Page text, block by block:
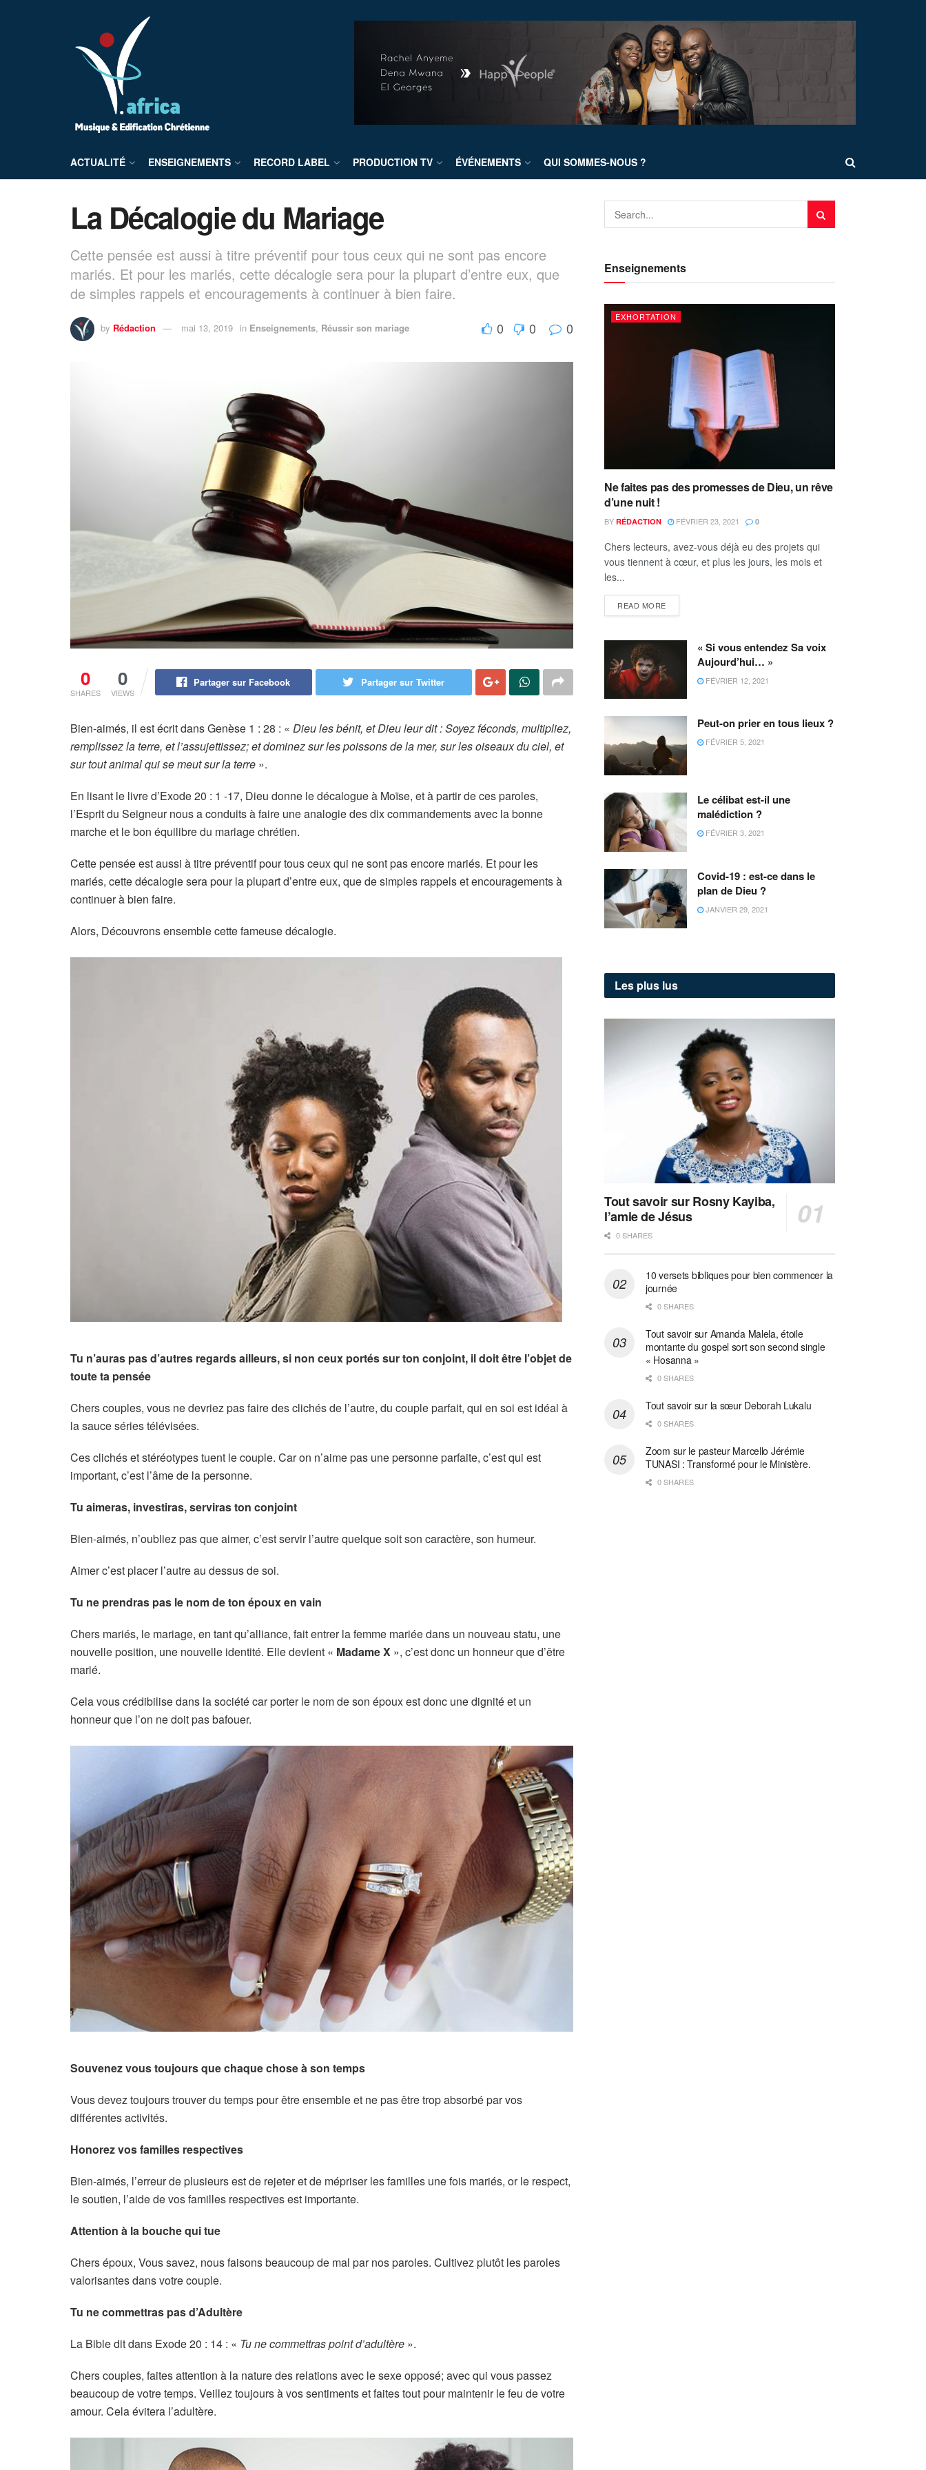
ACTUALITÉ ENSEIGNEMENTS RECORD LABEL PRODUCTION TV ÉVÉNEMENTS QUI SOMMES-NOUS ?
La Décalogie du Mariage
Cette pensée est aussi à titre préventif pour tous ceux qui ne sont pas encore
mariés. Et pour les mariés, cette décalogie sera pour la plupart d’entre eux, que
de simples rappels et encouragements à continuer à bien faire.
by Rédaction mai 13, 2019 in Enseignements, Réussir son mariage 0 0 0
0
SHARES
0
VIEWS
Partager sur Facebook Partager sur Twitter
Bien-aimés, il est écrit dans Genèse 1 : 28 : « Dieu les bénit, et Dieu leur dit : Soyez féconds, multipliez,
remplissez la terre, et l’assujettissez; et dominez sur les poissons de la mer, sur les oiseaux du ciel, et
sur tout animal qui se meut sur la terre ».
En lisant le livre d’Exode 20 : 1 -17, Dieu donne le décalogue à Moïse, et à partir de ces paroles,
l’Esprit du Seigneur nous a conduits à faire une analogie des dix commandements avec la bonne
marche et le bon équilibre du mariage chrétien.
Cette pensée est aussi à titre préventif pour tous ceux qui ne sont pas encore mariés. Et pour les
mariés, cette décalogie sera pour la plupart d’entre eux, que de simples rappels et encouragements à
continuer à bien faire.
Alors, Découvrons ensemble cette fameuse décalogie.
Tu n’auras pas d’autres regards ailleurs, si non ceux portés sur ton conjoint, il doit être l’objet de
toute ta pensée
Chers couples, vous ne devriez pas faire des clichés de l’autre, du couple parfait, qui en soi est idéal à
la sauce séries télévisées.
Ces clichés et stéréotypes tuent le couple. Car on n’aime pas une personne parfaite, c’est qui est
important, c’est l’âme de la personne.
Tu aimeras, investiras, serviras ton conjoint
Bien-aimés, n’oubliez pas que aimer, c’est servir l’autre quelque soit son caractère, son humeur.
Aimer c’est placer l’autre au dessus de soi.
Tu ne prendras pas le nom de ton époux en vain
Chers mariés, le mariage, en tant qu’alliance, fait entrer la femme mariée dans un nouveau statu, une
nouvelle position, une nouvelle identité. Elle devient « Madame X », c’est donc un honneur que d’être
marié.
Cela vous crédibilise dans la société car porter le nom de son époux est donc une dignité et un
honneur que l’on ne doit pas bafouer.
Souvenez vous toujours que chaque chose à son temps
Vous devez toujours trouver du temps pour être ensemble et ne pas être trop absorbé par vos
différentes activités.
Honorez vos familles respectives
Bien-aimés, l’erreur de plusieurs est de rejeter et de mépriser les familles une fois mariés, or le respect,
le soutien, l’aide de vos familles respectives est importante.
Attention à la bouche qui tue
Chers époux, Vous savez, nous faisons beaucoup de mal par nos paroles. Cultivez plutôt les paroles
valorisantes dans votre couple.
Tu ne commettras pas d’Adultère
La Bible dit dans Exode 20 : 14 : « Tu ne commettras point d’adultère ».
Chers couples, faites attention à la nature des relations avec le sexe opposé; avec qui vous passez
beaucoup de votre temps. Veillez toujours à vos sentiments et faites tout pour maintenir le feu de votre
amour. Cela évitera l’adultère.
Enseignements
EXHORTATION
Ne faites pas des promesses de Dieu, un rêve
d’une nuit !
BY RÉDACTION FÉVRIER 23, 2021 0
Chers lecteurs, avez-vous déjà eu des projets qui
vous tiennent à cœur, et plus les jours, les mois et
les...
READ MORE
« Si vous entendez Sa voix
Aujourd’hui… »
FÉVRIER 12, 2021
Peut-on prier en tous lieux ?
FÉVRIER 5, 2021
Le célibat est-il une
malédiction ?
FÉVRIER 3, 2021
Covid-19 : est-ce dans le
plan de Dieu ?
JANVIER 29, 2021
Les plus lus
Tout savoir sur Rosny Kayiba,
l’amie de Jésus
0 SHARES
10 versets bibliques pour bien commencer la
journée
0 SHARES
Tout savoir sur Amanda Malela, étoile
montante du gospel sort son second single
« Hosanna »
0 SHARES
Tout savoir sur la sœur Deborah Lukalu
0 SHARES
Zoom sur le pasteur Marcello Jérémie
TUNASI : Transformé pour le Ministère.
0 SHARES